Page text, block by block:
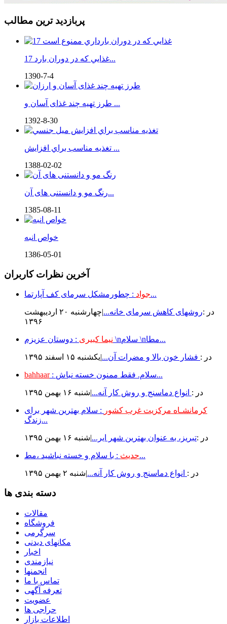
پربازدید ترین مطالب
17 غذايي كه در دوران بارد...
1390-7-4
طرز تهیه چند غذای آسان و ...
1392-8-30
تغذيه مناسب براي افزايش ...
1388-02-02
رنگ مو و دانستنی های آن...
1385-08-11
خواص انبه
1386-05-01
آخرین نظرات کاربران
جواد: چطورمشکل سرمای کف آپارتما...
در :روشهای کاهش سرمای خانه...
|چهارشنبه ۲۰ ارديبهشت
۱۳۹۶
نیما کبیری : دوستان عزیزم \nسلام \nمطا...
در : فشار خون بالا و مضرات آن...|يكشنبه ۱۵ اسفند ۱۳۹۵
bahhaar : سلام. فقط ممنون خسته نباش...
در : انواع دماسنج و روش كار آنه...|شنبه ۱۶ بهمن ۱۳۹۵
کرمانشـاه مرکزیت غرب کشور : سلام بهترین شهر برای
زندگ...
در :تبریز، به عنوان بهترین شهر ایر...|شنبه ۱۶ بهمن ۱۳۹۵
حدیث: با سلام و خسته نباشید ،مط...
در : انواع دماسنج و روش كار آنه...|شنبه ۲ بهمن ۱۳۹۵
دسته بندی ها
مقالات
فروشگاه
سرگرمی
مکانهای دیدنی
اخبار
نیازمندی
انجمنها
تماس با ما
تعرفه آگهی
عضویت
حراجی ها
اطلاعات بازار